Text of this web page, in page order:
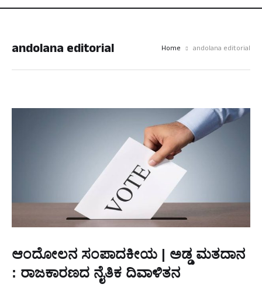
andolana editorial Home andolana editorial
ಆಂದೋಲನ ಸಂಪಾದಕೀಯ | ಅಡ್ಡ ಮತದಾನ
: ರಾಜಕಾರಣದ ನೈತಿಕ ದಿವಾಳಿತನ